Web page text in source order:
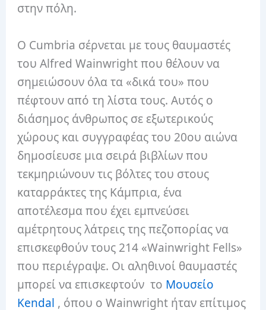
στην πόλη.
Ο Cumbria σέρνεται με τους θαυμαστές
του Alfred Wainwright που θέλουν να
σημειώσουν όλα τα «δικά του» που
πέφτουν από τη λίστα τους. Αυτός ο
διάσημος άνθρωπος σε εξωτερικούς
χώρους και συγγραφέας του 20ου αιώνα
δημοσίευσε μια σειρά βιβλίων που
τεκμηριώνουν τις βόλτες του στους
καταρράκτες της Κάμπρια, ένα
αποτέλεσμα που έχει εμπνεύσει
αμέτρητους λάτρεις της πεζοπορίας να
επισκεφθούν τους 214 «Wainwright Fells»
που περιέγραψε. Οι αληθινοί θαυμαστές
μπορεί να επισκεφτούν το Μουσείο
Kendal , όπου ο Wainwright ήταν επίτιμος